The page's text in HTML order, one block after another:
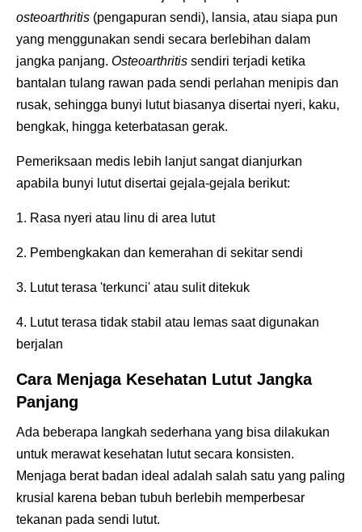
osteoarthritis (pengapuran sendi), lansia, atau siapa pun
yang menggunakan sendi secara berlebihan dalam
jangka panjang. Osteoarthritis sendiri terjadi ketika
bantalan tulang rawan pada sendi perlahan menipis dan
rusak, sehingga bunyi lutut biasanya disertai nyeri, kaku,
bengkak, hingga keterbatasan gerak.
Pemeriksaan medis lebih lanjut sangat dianjurkan
apabila bunyi lutut disertai gejala-gejala berikut:
1. Rasa nyeri atau linu di area lutut
2. Pembengkakan dan kemerahan di sekitar sendi
3. Lutut terasa 'terkunci' atau sulit ditekuk
4. Lutut terasa tidak stabil atau lemas saat digunakan
berjalan
Cara Menjaga Kesehatan Lutut Jangka
Panjang
Ada beberapa langkah sederhana yang bisa dilakukan
untuk merawat kesehatan lutut secara konsisten.
Menjaga berat badan ideal adalah salah satu yang paling
krusial karena beban tubuh berlebih memperbesar
tekanan pada sendi lutut.